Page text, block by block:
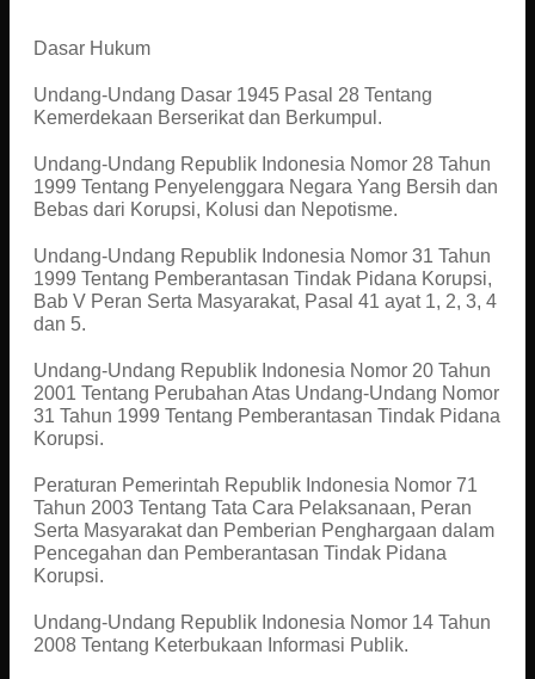
Dasar Hukum
Undang-Undang Dasar 1945 Pasal 28 Tentang
Kemerdekaan Berserikat dan Berkumpul.
Undang-Undang Republik Indonesia Nomor 28 Tahun
1999 Tentang Penyelenggara Negara Yang Bersih dan
Bebas dari Korupsi, Kolusi dan Nepotisme.
Undang-Undang Republik Indonesia Nomor 31 Tahun
1999 Tentang Pemberantasan Tindak Pidana Korupsi,
Bab V Peran Serta Masyarakat, Pasal 41 ayat 1, 2, 3, 4
dan 5.
Undang-Undang Republik Indonesia Nomor 20 Tahun
2001 Tentang Perubahan Atas Undang-Undang Nomor
31 Tahun 1999 Tentang Pemberantasan Tindak Pidana
Korupsi.
Peraturan Pemerintah Republik Indonesia Nomor 71
Tahun 2003 Tentang Tata Cara Pelaksanaan, Peran
Serta Masyarakat dan Pemberian Penghargaan dalam
Pencegahan dan Pemberantasan Tindak Pidana
Korupsi.
Undang-Undang Republik Indonesia Nomor 14 Tahun
2008 Tentang Keterbukaan Informasi Publik.